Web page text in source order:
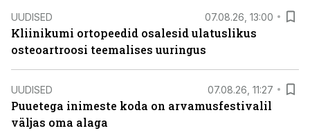
UUDISED 07.08.26, 13:00
Kliinikumi ortopeedid osalesid ulatuslikus
osteoartroosi teemalises uuringus
UUDISED 07.08.26, 11:27
Puuetega inimeste koda on arvamusfestivalil
väljas oma alaga